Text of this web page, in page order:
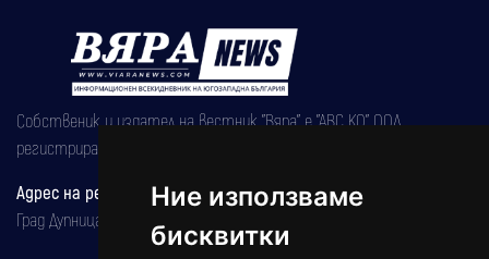
Ние използваме
бисквитки
Собственик и издател на вестник "Вяра" е "АВС КО" ООД,
регистрирана на 08.05.2002 година.
Адрес на редакцията
Град Дупница, ул.''Христо Ботев" 43